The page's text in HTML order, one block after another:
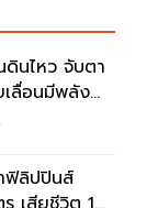
นไหว จับตา
ลื่อนมีพลัง
ฟิลิปปินส์